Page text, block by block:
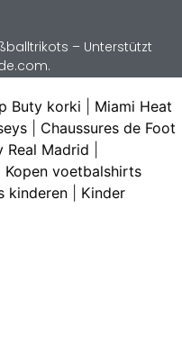
– Unterstützt
Buty korki
Miami Heat
Chaussures de Foot
Real Madrid
Kopen voetbalshirts
kinderen
Kinder